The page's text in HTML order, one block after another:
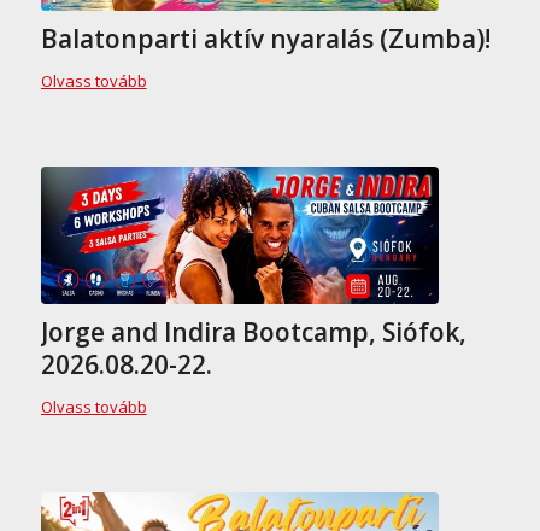
Balatonparti aktív nyaralás (Zumba)!
Olvass tovább
Jorge and Indira Bootcamp, Siófok,
2026.08.20-22.
Olvass tovább